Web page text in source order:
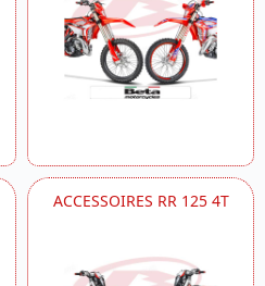
ACCESSOIRES RR 125 4T